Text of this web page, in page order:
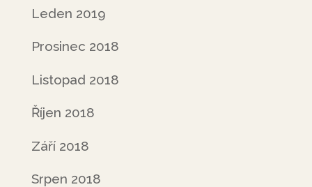
Leden 2019
Prosinec 2018
Listopad 2018
Říjen 2018
Září 2018
Srpen 2018